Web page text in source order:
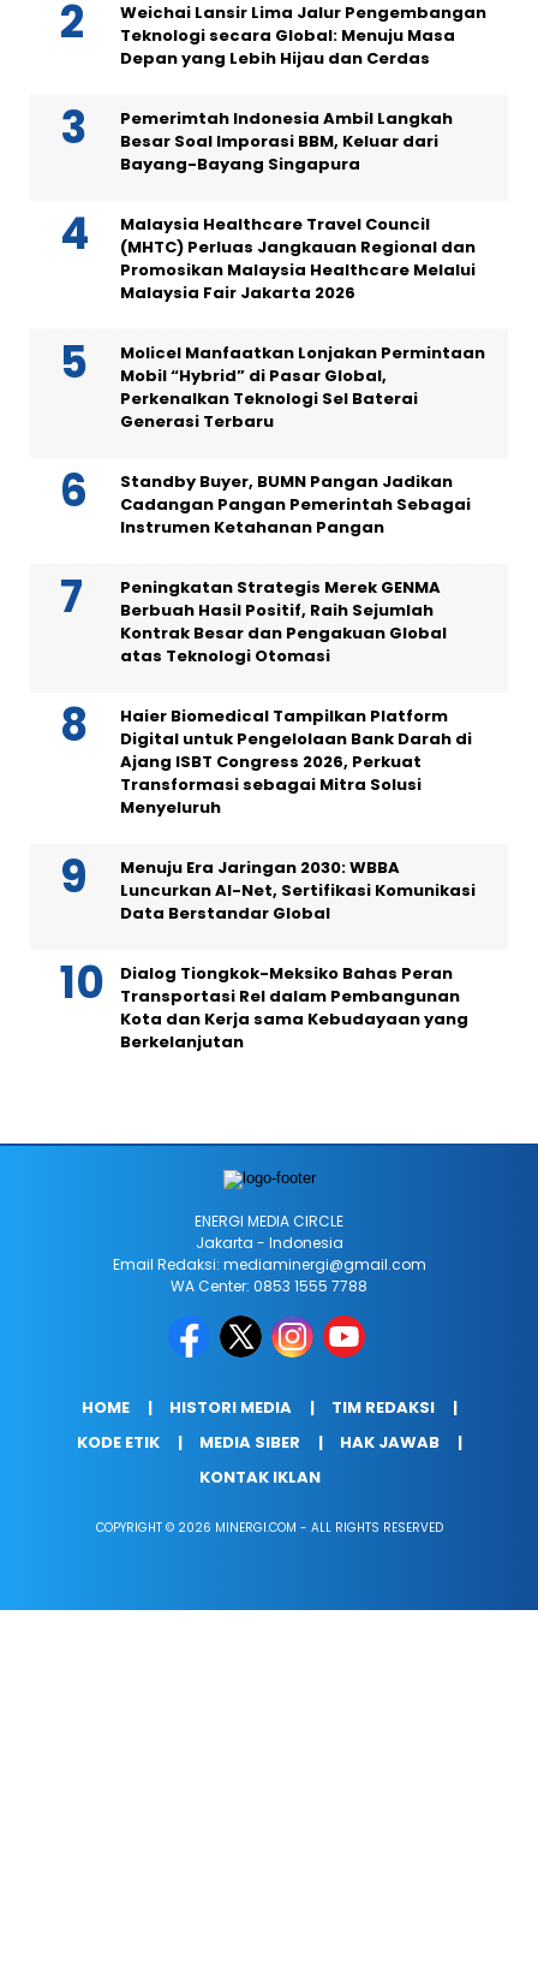
Weichai Lansir Lima Jalur Pengembangan
Teknologi secara Global: Menuju Masa
Depan yang Lebih Hijau dan Cerdas
Pemerimtah Indonesia Ambil Langkah
Besar Soal Imporasi BBM, Keluar dari
Bayang-Bayang Singapura
Malaysia Healthcare Travel Council
(MHTC) Perluas Jangkauan Regional dan
Promosikan Malaysia Healthcare Melalui
Malaysia Fair Jakarta 2026
Molicel Manfaatkan Lonjakan Permintaan
Mobil “Hybrid” di Pasar Global,
Perkenalkan Teknologi Sel Baterai
Generasi Terbaru
Standby Buyer, BUMN Pangan Jadikan
Cadangan Pangan Pemerintah Sebagai
Instrumen Ketahanan Pangan
Peningkatan Strategis Merek GENMA
Berbuah Hasil Positif, Raih Sejumlah
Kontrak Besar dan Pengakuan Global
atas Teknologi Otomasi
Haier Biomedical Tampilkan Platform
Digital untuk Pengelolaan Bank Darah di
Ajang ISBT Congress 2026, Perkuat
Transformasi sebagai Mitra Solusi
Menyeluruh
Menuju Era Jaringan 2030: WBBA
Luncurkan AI-Net, Sertifikasi Komunikasi
Data Berstandar Global
Dialog Tiongkok-Meksiko Bahas Peran
Transportasi Rel dalam Pembangunan
Kota dan Kerja sama Kebudayaan yang
Berkelanjutan
ENERGI MEDIA CIRCLE
Jakarta - Indonesia
Email Redaksi: mediaminergi@gmail.com
WA Center: 0853 1555 7788
HOME HISTORI MEDIA
TIM REDAKSI
KODE ETIK
MEDIA SIBER
HAK JAWAB
KONTAK IKLAN
COPYRIGHT © 2026 MINERGI.COM - ALL RIGHTS RESERVED